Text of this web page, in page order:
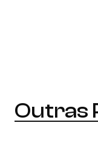
Outras